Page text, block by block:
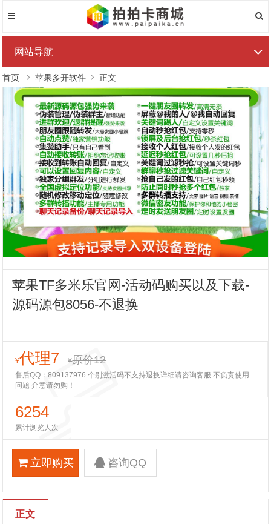
网站导航
首页 苹果多开软件 正文
苹果TF多米乐官网-活动码购买以及下载-
源码源包8056-不退换
¥代理7 ¥原价12
售后QQ：809137976 个别激活码不支持退换详细请咨询客服 不负责使用
问题 介意请勿购！
6254
累计浏览人次
立即购买 咨询QQ
正文